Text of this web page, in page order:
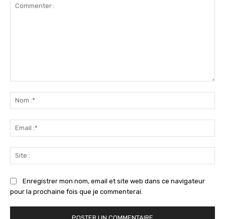
:*
:*
:
Enregistrer mon nom, email et site web dans ce navigateur
pour la prochaine fois que je commenterai.